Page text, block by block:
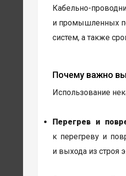
Кабельно-
и промышленных
систем, а также
Почему важно
Использование
Перегрев и
к перегреву и
и выхода из строя